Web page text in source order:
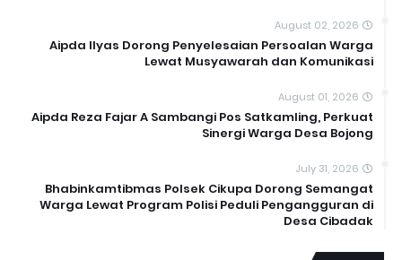
August 02, 2026
Aipda Ilyas Dorong Penyelesaian Persoalan Warga
Lewat Musyawarah dan Komunikasi
August 01, 2026
Aipda Reza Fajar A Sambangi Pos Satkamling, Perkuat
Sinergi Warga Desa Bojong
July 31, 2026
Bhabinkamtibmas Polsek Cikupa Dorong Semangat
Warga Lewat Program Polisi Peduli Pengangguran di
Desa Cibadak